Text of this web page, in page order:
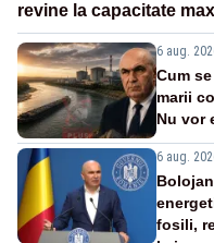
revine la capacitate
6 aug.
Cum
marii
Nu vor
6 aug.
fosili,